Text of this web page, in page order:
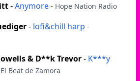
-Anymore - Hope Nation Radio
- lofi&chill harp -
& D**k Trevor- K***y
Beat de Zamora